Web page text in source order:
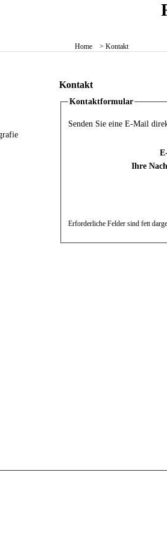
Home > Kontakt
Kontakt
Kontaktformular
Senden Sie eine E-Mail
Ihre
Erforderliche Felder sind fett